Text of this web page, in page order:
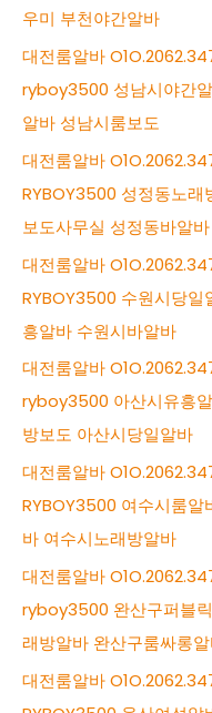
우미 부천야간알바
대전룸알바
ryboy3500 성남시야간
알바 성남시룸보도
대전룸알바
RYBOY3500 성정동노래
보도사무실 성정동바알바
대전룸알바
RYBOY3500 수원시당일
흥알바 수원시바알바
대전룸알바
ryboy3500 아산시유흥
방보도 아산시당일알바
대전룸알바
RYBOY3500 여수시룸알
바 여수시노래방알바
대전룸알바
ryboy3500 완산구퍼블
래방알바 완산구룸싸롱
대전룸알바